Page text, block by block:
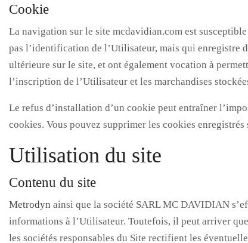
Cookie
La navigation sur le site mcdavidian.com est
pas l’identification de l’Utilisateur, mais qui enregistre
ultérieure sur le site, et ont également vocation à
l’inscription de l’Utilisateur et les marchandises
Le refus d’installation d’un cookie peut entraîner
cookies. Vous pouvez supprimer les cookies
Utilisation du site
Contenu du site
Metrodyn ainsi que la société SARL MC DAVIDIAN
informations à l’Utilisateur. Toutefois, il peut arriver
les sociétés responsables du Site rectifient les